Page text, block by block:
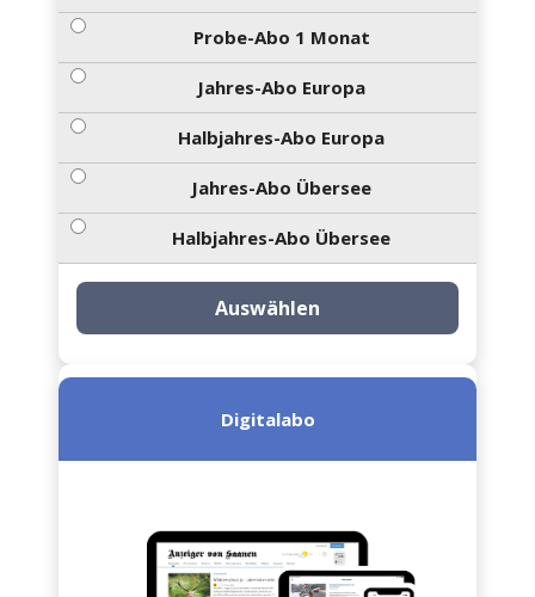
Probe-Abo 1 Monat
Jahres-Abo Europa
Halbjahres-Abo Europa
Jahres-Abo Übersee
Halbjahres-Abo Übersee
Auswählen
Digitalabo